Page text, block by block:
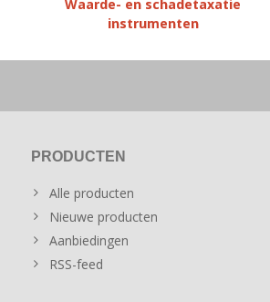
Waarde- en schadetaxatie
instrumenten
PRODUCTEN
Alle producten
Nieuwe producten
Aanbiedingen
RSS-feed